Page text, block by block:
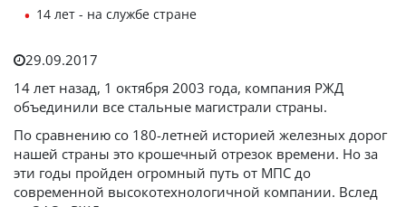
14 лет - на службе стране
29.09.2017
14 лет назад, 1 октября 2003 года, компания РЖД
объединили все стальные магистрали страны.
По сравнению со 180-летней историей железных дорог
нашей страны это крошечный отрезок времени. Но за
эти годы пройден огромный путь от МПС до
современной высокотехнологичной компании. Вслед